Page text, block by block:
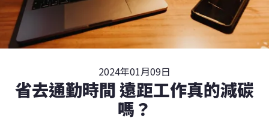
2024年01月09日
省去通勤時間 遠距工作真的減碳
嗎？